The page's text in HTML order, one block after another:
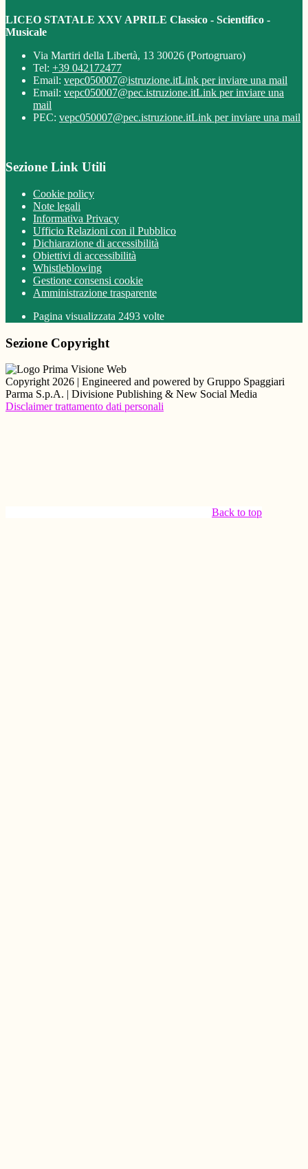
LICEO STATALE XXV APRILE Classico - Scientifico -
Musicale
Via Martiri della Libertà, 13 30026 (Portogruaro)
Tel: +39 042172477
Email: vepc050007@istruzione.itLink per inviare una mail
Email: vepc050007@pec.istruzione.itLink per inviare una
mail
PEC: vepc050007@pec.istruzione.itLink per inviare una mail
Sezione Link Utili
Cookie policy
Note legali
Informativa Privacy
Ufficio Relazioni con il Pubblico
Dichiarazione di accessibilità
Obiettivi di accessibilità
Whistleblowing
Gestione consensi cookie
Amministrazione trasparente
Pagina visualizzata 2493 volte
Sezione Copyright
Copyright 2026 | Engineered and powered by Gruppo Spaggiari
Parma S.p.A. | Divisione Publishing & New Social Media
Disclaimer trattamento dati personali
Back to top